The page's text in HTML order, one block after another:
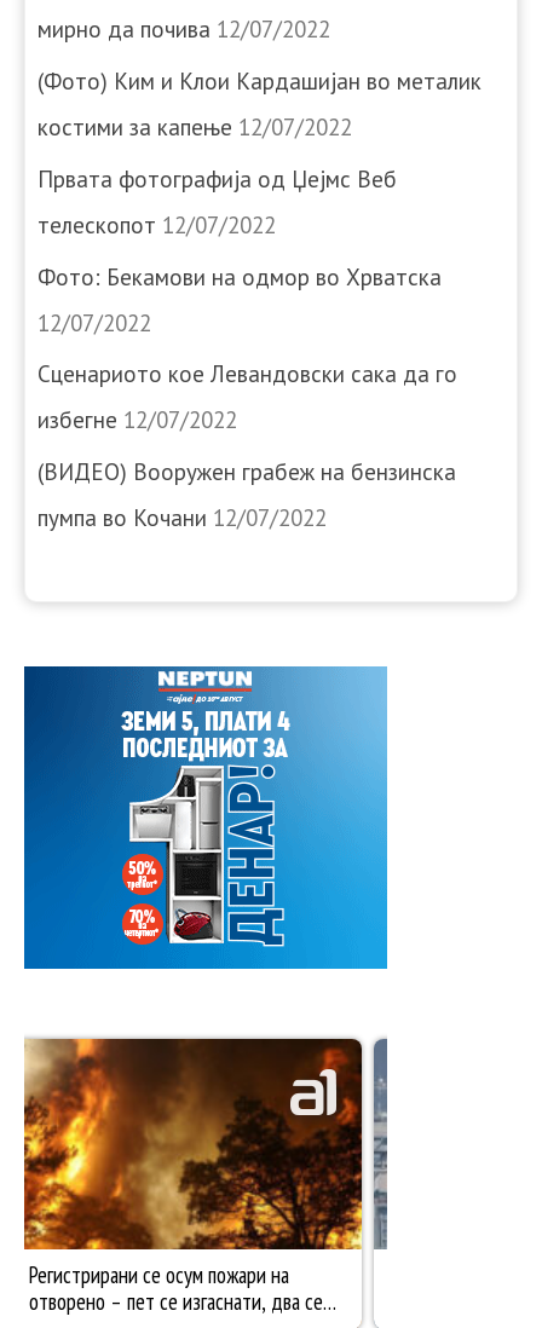
мирно да почива 12/07/2022
(Фото) Ким и Клои Кардашијан во металик
костими за капење 12/07/2022
Првата фотографија од Џејмс Веб
телескопот 12/07/2022
Фото: Бекамови на одмор во Хрватска
12/07/2022
Сценариото кое Левандовски сака да го
избегне 12/07/2022
(ВИДЕО) Вооружен грабеж на бензинска
пумпа во Кочани 12/07/2022